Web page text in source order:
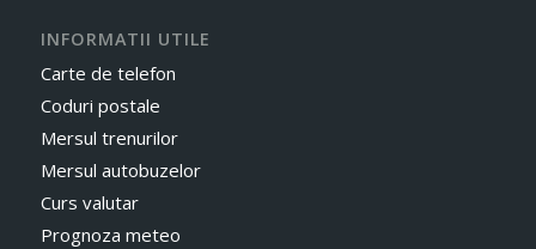
INFORMATII UTILE
Carte de telefon
Coduri postale
Mersul trenurilor
Mersul autobuzelor
Curs valutar
Prognoza meteo